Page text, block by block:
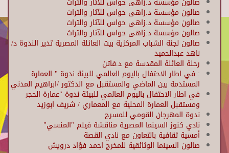
صالون مؤسسة د.زاهى حواس للآثار والتراث
صالون مؤسسة د.زاهى حواس للآثار والتراث
صالون مؤسسة د.زاهى حواس للآثار والتراث
صالون لجنة الشباب المركزية بيت العائلة المصرية تدير الندوة د/
ناهد عبدالحميد
رحلة العائلة المقدسة مع د.فاتن
: في اطار الاحتفال باليوم العالمي للبيئة ندوة " العمارة
المستدمة بين الماضي والمستقبل مع الدكتور /ابراهيم المدني
في اطار الاحتفال باليوم العالمي للبيئة ندوة "عمارة الحجر
ومستقبل العمارة المحلية مع المعماري / شريف ابوزيد
ندوة المهرجان القومي للمسرح
نادي كنوز السينما المصرية مناقشة فيلم "المنسي"
أمسية ثقافية بالتعاون مع نادي القصة
صالون السينما الوثائقية للمخرج احمد فؤاد درويش